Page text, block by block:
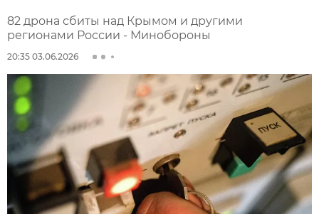
82 дрона сбиты над Крымом и другими
регионами России - Минобороны
20:35 03.06.2026